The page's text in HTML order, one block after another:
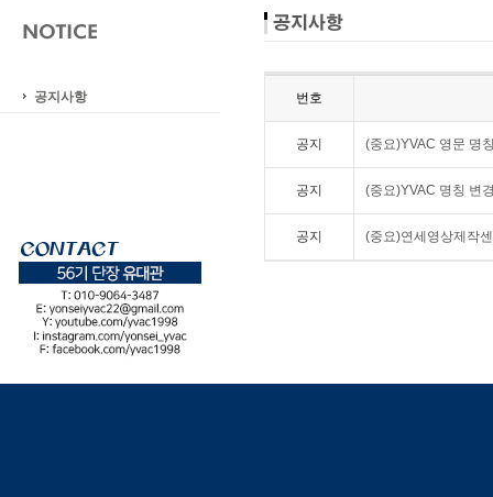
공지사항 번호
공지 (중요)YVAC 영문 명
공지 (중요)YVAC 명칭 변
공지 (중요)연세영상제작